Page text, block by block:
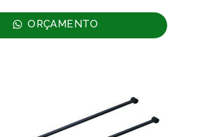
ORÇAMENTO